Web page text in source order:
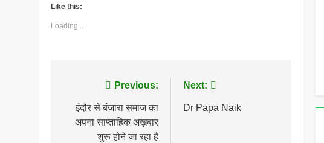
Like this:
Loading...
navigation
Previous:
इंदौर से बंजारा समाज का
अपना साप्ताहिक अख़बार
शुरू होने जा रहा है
Next:
Dr Papa Naik